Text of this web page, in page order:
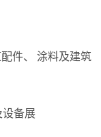
件、 涂料及建筑
设备展